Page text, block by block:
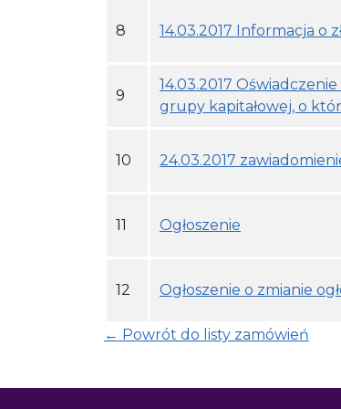
8 14.03.2017 Informacja o
9
14.03.2017
grupy kapitałowej, o
10 24.03.2017
11 Ogłoszenie
12 Ogłoszenie o zmianie
← Powrót do listy zamówień